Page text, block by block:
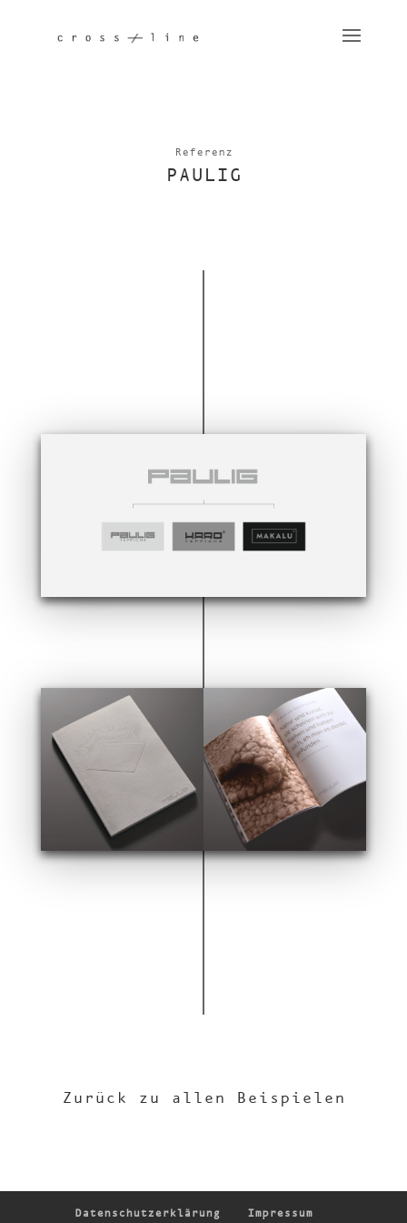
Referenz
PAULIG
Zurück zu allen Beispielen
Daten­schutz­er­klä­rung Impressum